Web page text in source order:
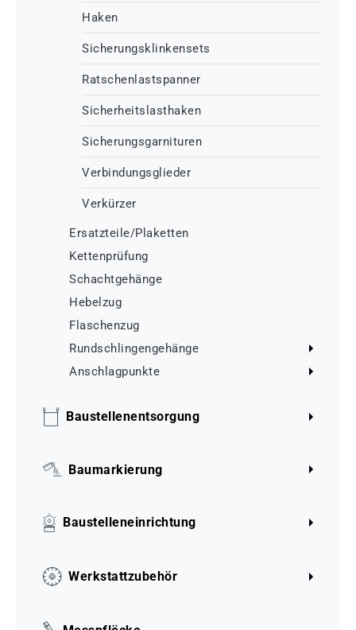
Haken
Sicherungsklinkensets
Ratschenlastspanner
Sicherheitslasthaken
Sicherungsgarnituren
Verbindungsglieder
Verkürzer
Ersatzteile/Plaketten
Kettenprüfung
Schachtgehänge
Hebelzug
Flaschenzug
Rundschlingengehänge
Anschlagpunkte
Baustellenentsorgung
Baumarkierung
Baustelleneinrichtung
Werkstattzubehör